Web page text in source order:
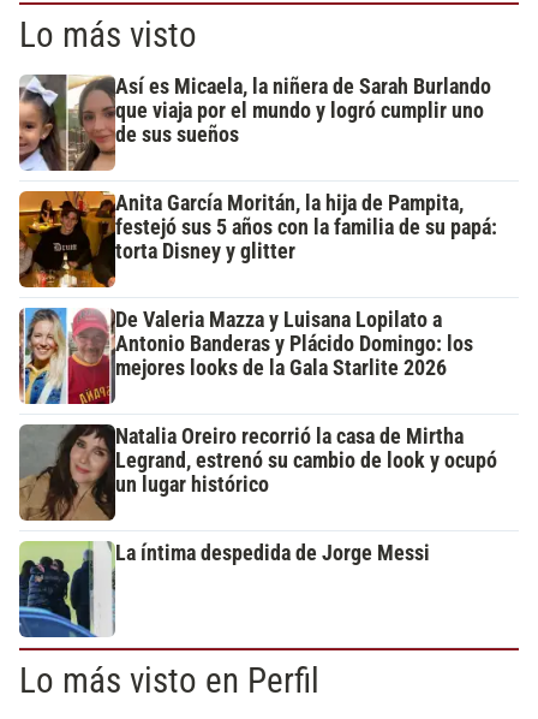
Lo más visto
Así es Micaela, la niñera de Sarah Burlando
que viaja por el mundo y logró cumplir uno
de sus sueños
Anita García Moritán, la hija de Pampita,
festejó sus 5 años con la familia de su papá:
torta Disney y glitter
De Valeria Mazza y Luisana Lopilato a
Antonio Banderas y Plácido Domingo: los
mejores looks de la Gala Starlite 2026
Natalia Oreiro recorrió la casa de Mirtha
Legrand, estrenó su cambio de look y ocupó
un lugar histórico
La íntima despedida de Jorge Messi
Lo más visto en Perfil